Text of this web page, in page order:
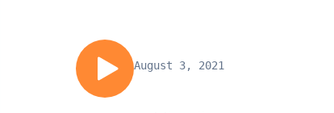
August 3, 2021